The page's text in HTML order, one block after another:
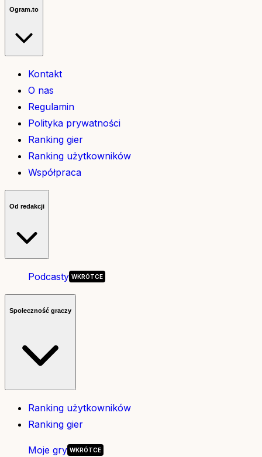
Ogram.to
Kontakt
O nas
Regulamin
Polityka prywatności
Ranking gier
Ranking użytkowników
Współpraca
Od redakcji
Podcasty
Społeczność graczy
Ranking użytkowników
Ranking gier
Moje gry